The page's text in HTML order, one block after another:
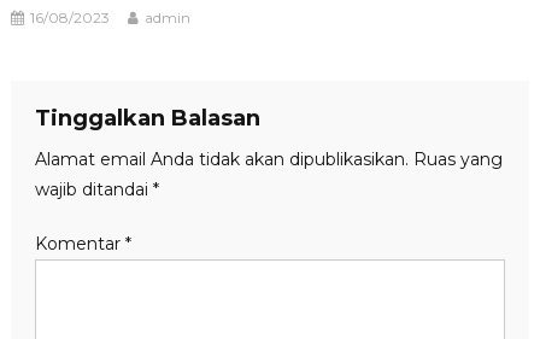
16/08/2023 admin
Tinggalkan Balasan
Alamat email Anda tidak akan dipublikasikan. Ruas yang
wajib ditandai *
Komentar *